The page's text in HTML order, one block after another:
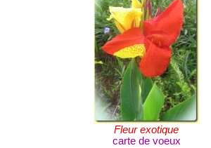
Fleur exotique
carte de voeux